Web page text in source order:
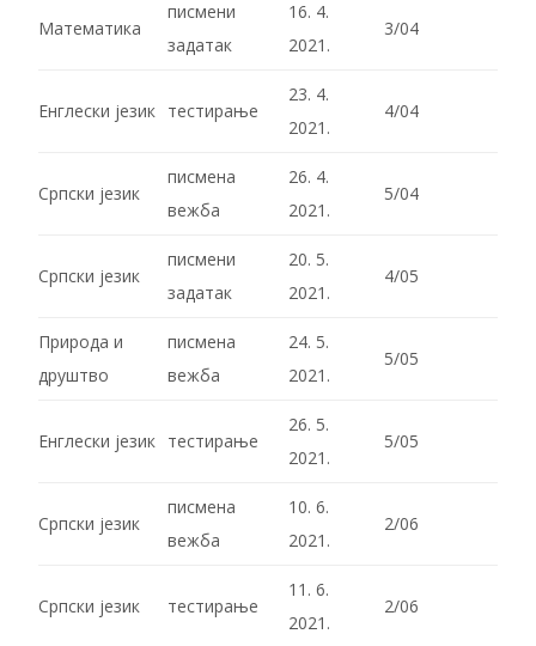
Математика
писмени
задатак
16. 4.
2021.
3/04
Енглески језик тестирање
23. 4.
2021.
4/04
Српски језик
писмена
вежба
26. 4.
2021.
5/04
Српски језик
писмени
задатак
20. 5.
2021.
4/05
Природа и
друштво
писмена
вежба
24. 5.
2021.
5/05
Енглески језик тестирање
26. 5.
2021.
5/05
Српски језик
писмена
вежба
10. 6.
2021.
2/06
Српски језик тестирање
11. 6.
2021.
2/06